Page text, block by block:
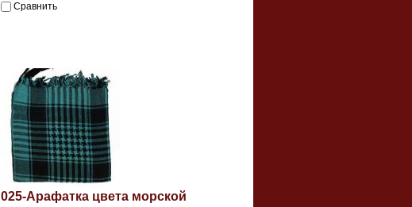
Сравнить
025-Арафатка цвета морской